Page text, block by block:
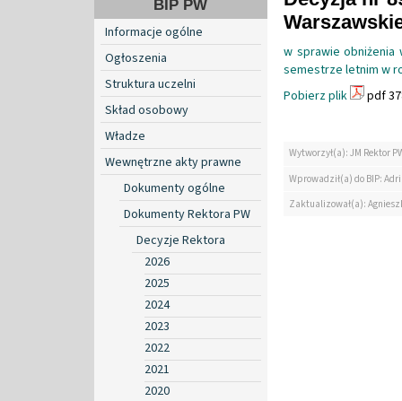
BIP PW
Informacje ogólne
Ogłoszenia
Struktura uczelni
Skład osobowy
Władze
Wewnętrzne akty prawne
Dokumenty ogólne
Dokumenty Rektora PW
Decyzje Rektora
2026
2025
2024
2023
2022
2021
2020
w sprawie obniżenia
semestrze letnim w
Pobierz plik
pdf
Wytworzył(a): JM Rektor
Wprowadził(a) do BIP:
Zaktualizował(a):